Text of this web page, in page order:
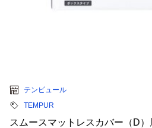
テンピュール
TEMPUR
スムースマットレスカバー（D